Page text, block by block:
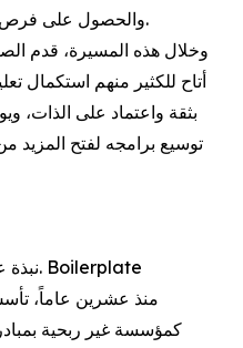
والحصول على فرص عمل، وبناء حياة مستقلة وكريمة.
وخلال هذه المسيرة، قدم
أتاح للكثير منهم استكمال
بثقة واعتماد على الذات،
توسيع برامجه لفتح
نبذة عن صندوق الأمان لمستقبل الأيتام. Boilerplate
منذ عشرين عاماً،
كمؤسسة غير ربحية